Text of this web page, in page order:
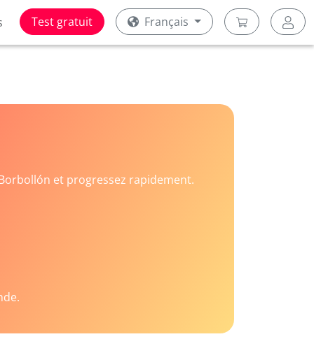
Test gratuit Français
et progressez rapidement.